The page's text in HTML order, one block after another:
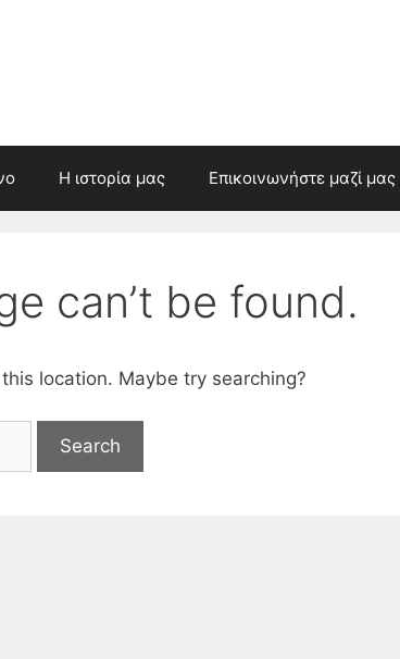
Η ιστορία μας Επικοινωνήστε μαζί μας
can’t be found.
location. Maybe try searching?